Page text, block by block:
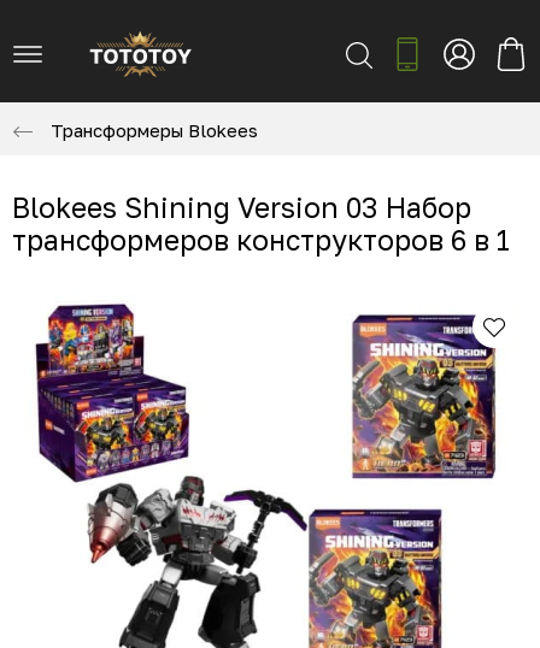
Трансформеры Blokees
Blokees Shining Version 03 Набор
трансформеров конструкторов 6 в 1